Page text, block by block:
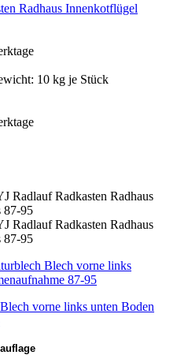
Radhaus Innenkotflügel
10 kg je Stück
vorne links unten Boden